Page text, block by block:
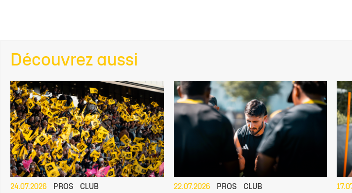
Découvrez aussi
24.07.2026 PROS CLUB 22.07.2026 PROS CLUB